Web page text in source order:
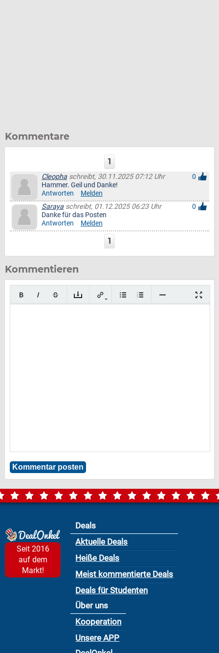
Kommentare
1
Cleopha schreibt, 30.11.2025 07:12 Uhr
0
Hammer. Geil und Danke!
Antworten
Melden
Sarayaschreibt, 01.12.2025 06:23 Uhr
0
Danke für das Posten
Antworten
Melden
1
Kommentieren
Seit 2016
auf dem
Markt!
Deals
Aktuelle Deals
Heiße Deals
Meist kommentierte Deals
Deals für Studenten
Über uns
Kooperation
Unsere APP